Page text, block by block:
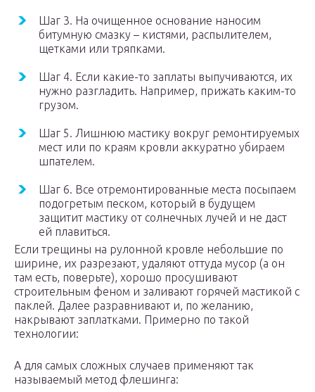
Шаг 3. На очищенное основание наносим
битумную смазку – кистями, распылителем,
щетками или тряпками.
Шаг 4. Если какие-то заплаты выпучиваются, их
нужно разгладить. Например, прижать каким-то
грузом.
Шаг 5. Лишнюю мастику вокруг ремонтируемых
мест или по краям кровли аккуратно убираем
шпателем.
Шаг 6. Все отремонтированные места посыпаем
подогретым песком, который в будущем
защитит мастику от солнечных лучей и не даст
ей плавиться.
Если трещины на рулонной кровле небольшие по
ширине, их разрезают, удаляют оттуда мусор (а он
там есть, поверьте), хорошо просушивают
строительным феном и заливают горячей мастикой с
паклей. Далее разравнивают и, по желанию,
накрывают заплатками. Примерно по такой
технологии:
А для самых сложных случаев применяют так
называемый метод флешинга: